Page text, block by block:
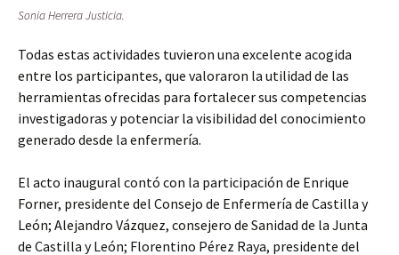
Sonia Herrera Justicia.
Todas estas actividades tuvieron una excelente acogida
entre los participantes, que valoraron la utilidad de las
herramientas ofrecidas para fortalecer sus competencias
investigadoras y potenciar la visibilidad del conocimiento
generado desde la enfermería.
El acto inaugural contó con la participación de Enrique
Forner, presidente del Consejo de Enfermería de Castilla y
León; Alejandro Vázquez, consejero de Sanidad de la Junta
de Castilla y León; Florentino Pérez Raya, presidente del